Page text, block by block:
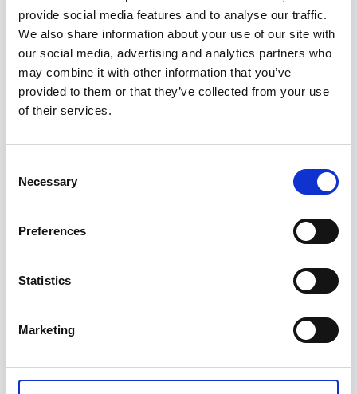
provide social media features and to analyse our traffic.
We also share information about your use of our site with
our social media, advertising and analytics partners who
may combine it with other information that you’ve
provided to them or that they’ve collected from your use
of their services.
Selection
Necessary
Preferences
Statistics
Marketing
Ristjooneline laser siseruumides
119,00€